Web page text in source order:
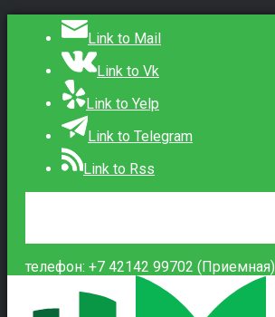
Link to Mail
Link to Vk
Link to Yelp
Link to Telegram
Link to Rss
телефон: +7 42142 99702 (Приемная)